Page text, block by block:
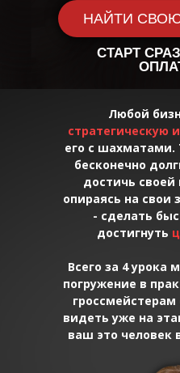
НАЙТИ
СТАРТ
Любой
стратегическую
его с
бесконечно
достичь
опираясь на свои
- сделать
достигнуть
Всего за 4 урока
погружение в
видеть уже на
ваш это человек